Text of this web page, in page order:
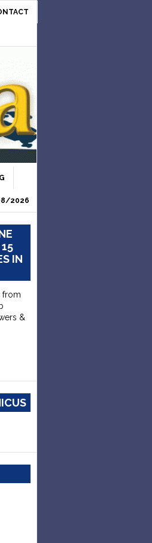
2026
IN
from
&